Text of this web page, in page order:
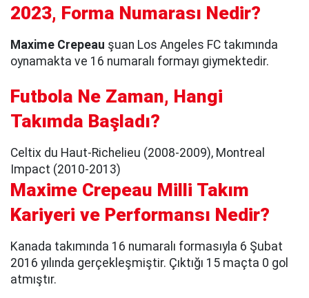
2023, Forma Numarası Nedir?
Maxime Crepeau şuan Los Angeles FC takımında
oynamakta ve 16 numaralı formayı giymektedir.
Futbola Ne Zaman, Hangi
Takımda Başladı?
Celtix du Haut-Richelieu (2008-2009), Montreal
Impact (2010-2013)
Maxime Crepeau Milli Takım
Kariyeri ve Performansı Nedir?
Kanada takımında 16 numaralı formasıyla 6 Şubat
2016 yılında gerçekleşmiştir. Çıktığı 15 maçta 0 gol
atmıştır.